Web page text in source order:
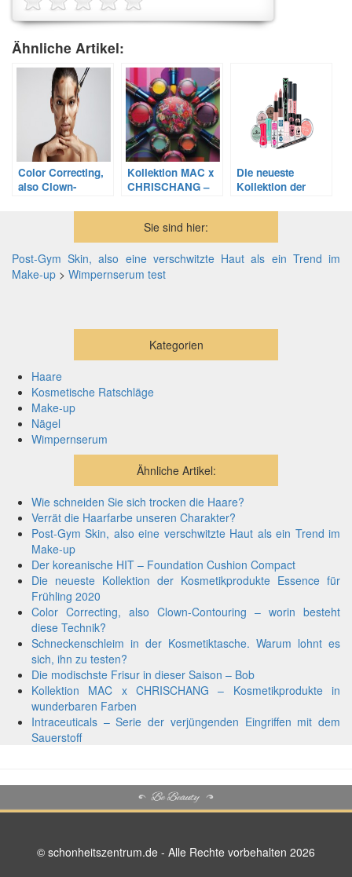
Ähnliche Artikel:
Color Correcting,
also Clown-
worin besteht
Kollektion MAC x
CHRISCHANG –
in wunderbaren
Farben
Die neueste
Kollektion der
Essence für
Sie sind hier:
Post-Gym Skin, also eine verschwitzte Haut als ein Trend im
Make-up > Wimpernserum test
Kategorien
Haare
Kosmetische Ratschläge
Make-up
Nägel
Wimpernserum
Ähnliche Artikel:
Wie schneiden Sie sich trocken die Haare?
Verrät die Haarfarbe unseren Charakter?
Post-Gym Skin, also eine verschwitzte Haut als ein Trend im
Make-up
Der koreanische HIT – Foundation Cushion Compact
Die neueste Kollektion der Kosmetikprodukte Essence für
Frühling 2020
Color Correcting, also Clown-Contouring – worin besteht
diese Technik?
Schneckenschleim in der Kosmetiktasche. Warum lohnt es
sich, ihn zu testen?
Die modischste Frisur in dieser Saison – Bob
Kollektion MAC x CHRISCHANG – Kosmetikprodukte in
wunderbaren Farben
Intraceuticals – Serie der verjüngenden Eingriffen mit dem
Sauerstoff
© schonheitszentrum.de - Alle Rechte vorbehalten 2026